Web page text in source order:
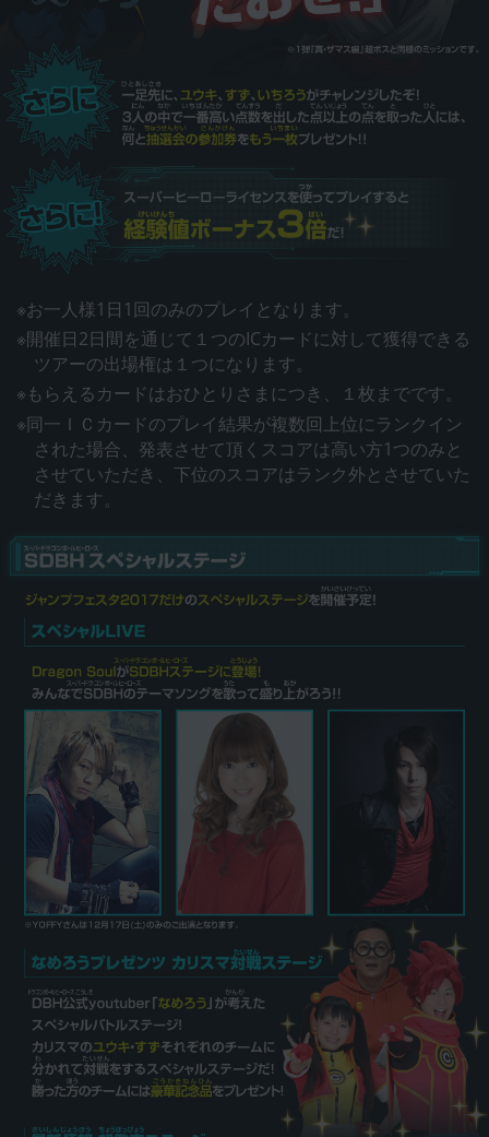
※お一人様1日1回のみのプレイとなります。
※開催日2日間を通じて１つのICカードに対して獲得できる
ツアーの出場権は１つになります。
※もらえるカードはおひとりさまにつき、１枚までです。
※同一ＩＣカードのプレイ結果が複数回上位にランクイン
された場合、発表させて頂くスコアは高い方1つのみと
させていただき、下位のスコアはランク外とさせていた
だきます。